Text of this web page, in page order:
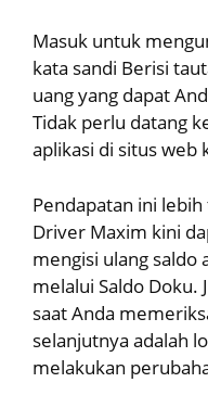
Masuk untuk
kata sandi Berisi
uang yang dapat
Tidak perlu datang
aplikasi di situs web
Pendapatan ini
Driver Maxim kini
mengisi ulang saldo
melalui Saldo Doku.
saat Anda
selanjutnya adalah
melakukan